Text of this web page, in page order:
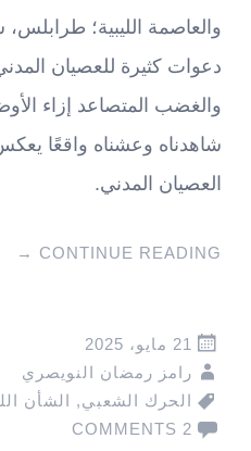
والعاصمة الليبية؛
دعوات كثيرة للعصيان
والغضب المتصاعد إزاء
شاهدناه وعشناه واقعًا
العصيان المدني.
CONTINUE READING
→
21 مايو، 2025
رامز رمضان النويصري
الحرك الشعبي, الشأن
2 COMMENTS